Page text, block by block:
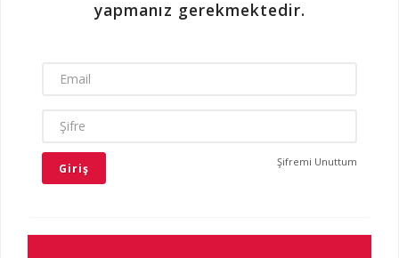
yapmanız gerekmektedir.
EMAIL
ŞIFRE
Şifremi Unuttum